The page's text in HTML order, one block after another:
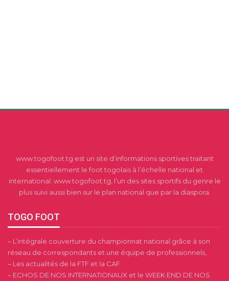
www.togofoot.tg est un site d’informations sportives traitant
essentiellement le foot togolais à l’échelle national et
international. www.togofoot.tg, l’un des sites sportifs du genre le
plus suivi aussi bien sur le plan national que par la diaspora.
TOGO FOOT
– L’intégrale couverture du championnat national grâce à son
réseau de correspondants et une équipe de professionnels,
– Les actualités de la FTF et la CAF
– ECHOS DE NOS INTERNATIONAUX et le WEEK END DE NOS